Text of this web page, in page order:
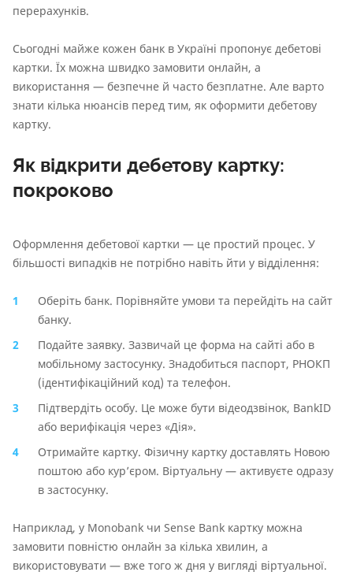
перерахунків.
Сьогодні майже кожен банк в Україні пропонує дебетові
картки. Їх можна швидко замовити онлайн, а
використання — безпечне й часто безплатне. Але варто
знати кілька нюансів перед тим, як оформити дебетову
картку.
Як відкрити дебетову картку:
покроково
Оформлення дебетової картки — це простий процес. У
більшості випадків не потрібно навіть йти у відділення:
Оберіть банк. Порівняйте умови та перейдіть на сайт
банку.
Подайте заявку. Зазвичай це форма на сайті або в
мобільному застосунку. Знадобиться паспорт, РНОКП
(ідентифікаційний код) та телефон.
Підтвердіть особу. Це може бути відеодзвінок, BankID
або верифікація через «Дія».
Отримайте картку. Фізичну картку доставлять Новою
поштою або кур’єром. Віртуальну — активуєте одразу
в застосунку.
Наприклад, у Monobank чи Sense Bank картку можна
замовити повністю онлайн за кілька хвилин, а
використовувати — вже того ж дня у вигляді віртуальної.